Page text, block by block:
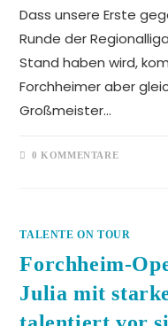
Dass unsere Erste
Runde der
Stand haben wird,
Forchheimer aber
Großmeister…
0 KOMMENTARE
TALENTE ON TOUR
Forchheim-
Julia mit